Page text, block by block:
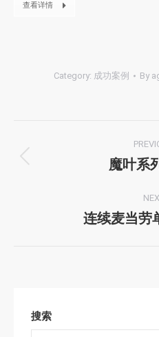
查看详情
Category: 成功案例 By
navigation魔叶系
连续麦当劳
搜索